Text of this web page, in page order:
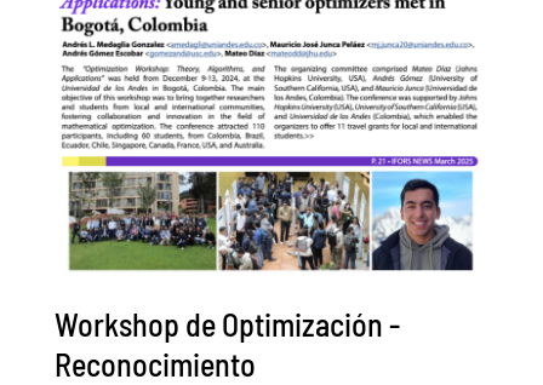
Workshop de Optimización -
Reconocimiento